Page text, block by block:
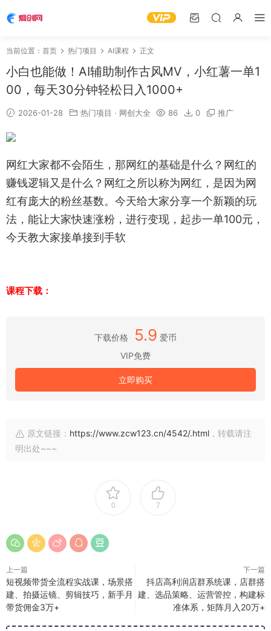
当前位置： 首页 热门项目 AI课程 正文
小白也能做！AI辅助制作古风MV，小红薯一单1
00，每天30分钟轻松日入1000+
2026-01-28 热门项目 · 网创大全 86 0 推广
网红大家都不会陌生，那网红的基础是什么？网红的
赚钱逻辑又是什么？网红之所以称为网红，是因为网
红有庞大的粉丝基数。今天给大家分享一个新颖的玩
法，能让大家快速涨粉，进行变现，起步一单100元，
今天教大家接单接到手软
课程下载：
下载价格 5.9 爱币
VIP免费
立即购买
原文链接： https://www.zcw123.cn/4542/.html ，转载请注
明出处~~~
0 7
上一篇
短视频带货全流程实战课，场景搭
建、拍摄运镜、剪辑技巧，新手月
带货佣金3万+
下一篇
抖店高利润店群系统课，店群搭
建、选品策略、运营管控，构建标
准体系，矩阵月入20万+